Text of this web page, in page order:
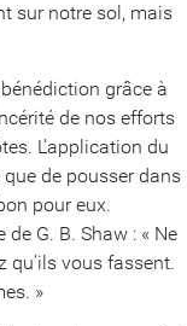
sur notre sol, mais
grâce à
de nos efforts
L’application du
de pousser dans
pour eux.
de G. B. Shaw : « Ne
qu’ils vous fassent.
»